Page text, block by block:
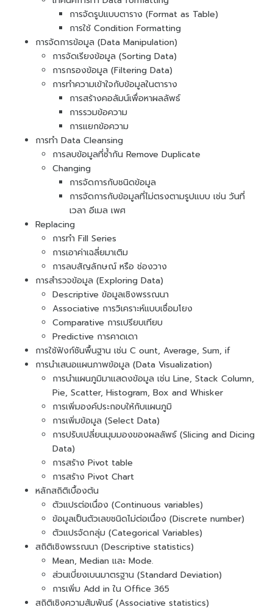
การจัดรูปแบบตาราง (Format as Table)
การใช้ Condition Formatting
การจัดการข้อมูล (Data Manipulation)
การจัดเรียงข้อมูล (Sorting Data)
การกรองข้อมูล (Filtering Data)
การทำความเข้าใจกับข้อมูลในตาราง
การสร้างคอลัมน์เพื่อหาผลลัพธ์
การรวมข้อความ
การแยกข้อความ
การทำ Data Cleansing
การลบข้อมูลที่ซ้ำกัน Remove Duplicate
Changing
การจัดการกับชนิดข้อมูล
การจัดการกับข้อมูลที่ไม่ตรงตามรูปแบบ เช่น วันที่
เวลา อีเมล เพศ
Replacing
การทำ Fill Series
การเอาค่าเฉลี่ยมาเติม
การลบสัญลักษณ์ หรือ ช่องวาง
การสำรวจข้อมูล (Exploring Data)
Descriptive ข้อมูลเชิงพรรณนา
Associative การวิเคราะห์แบบเชื่อมโยง
Comparative การเปรียบเทียบ
Predictive การคาดเดา
การใช้ฟังก์ชันพื้นฐาน เช่น C ount, Average, Sum, if
การนำเสนอแผนภาพข้อมูล (Data Visualization)
การนำแผนภูมิมาแสดงข้อมูล เช่น Line, Stack Column,
Pie, Scatter, Histogram, Box and Whisker
การเพิ่มองค์ประกอบให้กับแผนภูมิ
การเพิ่มข้อมูล (Select Data)
การปรับเปลี่ยนมุมมองของผลลัพธ์ (Slicing and Dicing
Data)
การสร้าง Pivot table
การสร้าง Pivot Chart
หลักสถิติเบื้องต้น
ตัวแปรต่อเนื่อง (Continuous variables)
ข้อมูลเป็นตัวเลขชนิดไม่ต่อเนื่อง (Discrete number)
ตัวแปรจัดกลุ่ม (Categorical Variables)
สถิติเชิงพรรณนา (Descriptive statistics)
Mean, Median และ Mode.
ส่วนเบี่ยงเบนมาตรฐาน (Standard Deviation)
การเพิ่ม Add in ใน Office 365
สถิติเชิงความสัมพันธ์ (Associative statistics)